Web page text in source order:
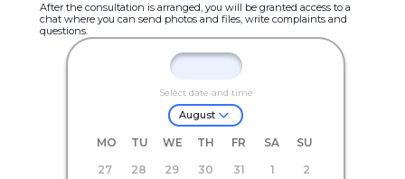
After the consultation is arranged, you will be granted access to a
chat where you can send photos and files, write complaints and
questions.
Select date and time
August
MO TU WE TH FR SA
SU
27
28 29 30 31 1
2